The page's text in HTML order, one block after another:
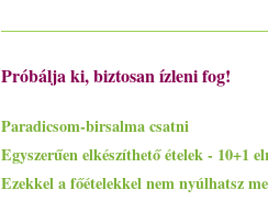
Próbálja ki, biztosan ízleni fog!
Paradicsom-birsalma csatni